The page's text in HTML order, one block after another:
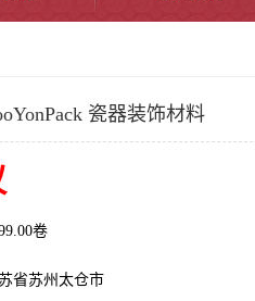
瓷器装饰材料
卷
省苏州太仓市